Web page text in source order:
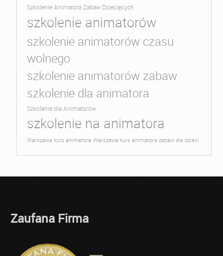
Szkolenie Animatora Zabaw Dziecięcych
szkolenie animatorów
szkolenie animatorów czasu
wolnego
szkolenie animatorów zabaw
szkolenie dla animatora
Szkolenie dla Animatorów
szkolenie na animatora
Warszawa kurs animatora Warszawa kurs animatora zabaw dla dzieci
Zaufana Firma